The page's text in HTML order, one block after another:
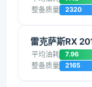
整备质量 2320
雷克萨斯RX
平均油耗 7.96
整备质量 2165